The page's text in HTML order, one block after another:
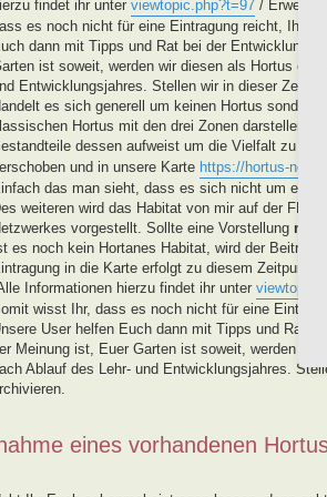
findet ihr unter viewtopic.php?t=97 /
es noch nicht für eine Eintragung reicht, Ihr
dann mit Tipps und Rat bei der Entwicklung
ist soweit, werden wir diesen als Hortus
Entwicklungsjahres. Stellen wir in dieser Zeit
es sich generell um keinen Hortus sondern
Hortus mit den drei Zonen darstellen,
dessen aufweist um die Vielfalt zu
und in unsere Karte https://hortus-
das man sieht, dass es sich nicht um
weiteren wird das Habitat von mir auf der FB-
vorgestellt. Sollte eine Vorstellung nicht
es noch kein Hortanes Habitat, wird der Beitrag
in die Karte erfolgt zu diesem Zeitpunkt
Informationen hierzu findet ihr unter
wisst Ihr, dass es noch nicht für eine
User helfen Euch dann mit Tipps und Rat
Meinung ist, Euer Garten ist soweit, werden wir
Ablauf des Lehr- und Entwicklungsjahres.
eines vorhandenen